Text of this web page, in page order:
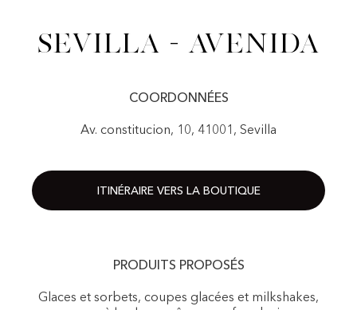
Sevilla - Avenida
COORDONNÉES
Av. constitucion, 10, 41001, Sevilla
ITINÉRAIRE VERS LA BOUTIQUE
PRODUITS PROPOSÉS
Glaces et sorbets, coupes glacées et milkshakes,